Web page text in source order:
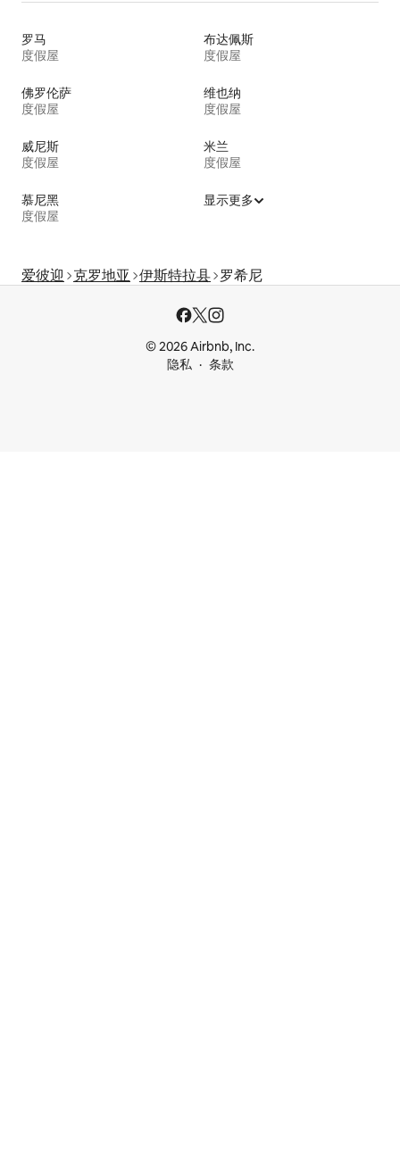
罗马
度假屋
布达佩斯
度假屋
佛罗伦萨
度假屋
维也纳
度假屋
威尼斯
度假屋
米兰
度假屋
慕尼黑
度假屋
显示更多
爱彼迎 克罗地亚 伊斯特拉县 罗希尼
© 2026 Airbnb, Inc.
隐私
条款